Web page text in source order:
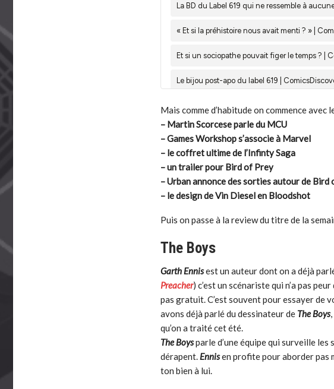
Mais comme d’habitude on commence avec
– Martin Scorcese parle du MCU
– Games Workshop s’associe à Marvel
– le coffret ultime de l’Infinty Saga
– un trailer pour Bird of Prey
– Urban annonce des sorties autour de Bird
– le design de Vin Diesel en Bloodshot
Puis on passe à la review du titre de la
The Boys
Garth Ennisest un auteur dont on a déjà
Preacher) c’est un scénariste qui n’a pas
pas gratuit. C’est souvent pour essayer de
avons déjà parlé du dessinateur de The Boys,
qu’on a traité cet été.
The Boysparle d’une équipe qui surveille les
dérapent.Ennisen profite pour aborder pas
ton bien à lui.